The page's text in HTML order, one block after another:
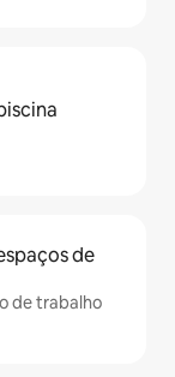
de
de trabalho